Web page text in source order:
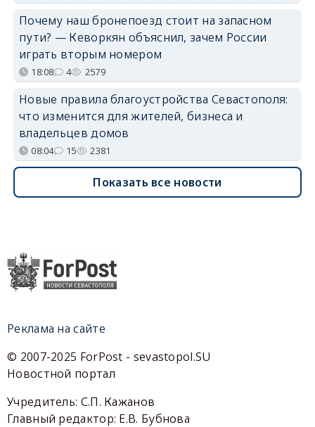
Почему наш бронепоезд стоит на запасном
пути? — Кеворкян объяснил, зачем России
играть вторым номером
18:08 4 2579
Новые правила благоустройства Севастополя:
что изменится для жителей, бизнеса и
владельцев домов
08:04 15 2381
Показать все новости
Реклама на сайте
© 2007-2025 ForPost - sevastopol.SU
Новостной портал
Учредитель: С.П. Кажанов
Главный редактор: Е.В. Бубнова